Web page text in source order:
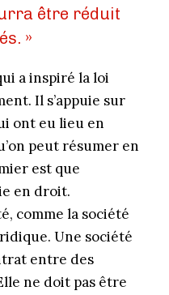
être réduit
»
a inspiré la loi
Il s’appuie sur
ont eu lieu en
peut résumer en
est que
en droit.
comme la société
Une société
entre des
ne doit pas être